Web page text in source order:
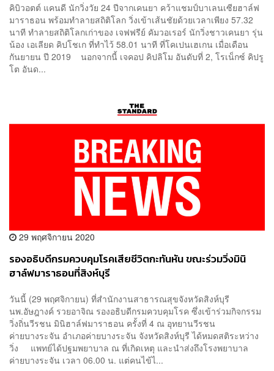
คิบิวอตต์ แคนดี นักวิ่งวัย 24 ปีจากเคนยา คว้าแชมป์บาเลนเซียฮาล์ฟ
มาราธอน พร้อมทำลายสถิติโลก วิ่งเข้าเส้นชัยด้วยเวลาเพียง 57.32
นาที ทำลายสถิติโลกเก่าของ เจฟฟรีย์ คัมวอเรอร์ นักวิ่งชาวเคนยา รุ่น
น้อง เอเลียด คิปโชเก ที่ทำไว้ 58.01 นาที ที่โคเปนเฮเกน เมื่อเดือน
กันยายน ปี 2019 นอกจากนี้ เจคอป คิปลิโม อันดับที่ 2, โรเน็กซ์ คิปรู
โต อันด...
29 พฤศจิกายน 2020
รองอธิบดีกรมควบคุมโรคเสียชีวิตกะทันหัน ขณะร่วมวิ่งมินิ
ฮาล์ฟมาราธอนที่สิงห์บุรี
วันนี้ (29 พฤศจิกายน) ที่สำนักงานสาธารณสุขจังหวัดสิงห์บุรี
นพ.อัษฎางค์ รวยอาจิณ รองอธิบดีกรมควบคุมโรค ซึ่งเข้าร่วมกิจกรรม
วิ่งถิ่นวีรชน มินิฮาล์ฟมาราธอน ครั้งที่ 4 ณ อุทยานวีรชน
ค่ายบางระจัน อำเภอค่ายบางระจัน จังหวัดสิงห์บุรี ได้หมดสติระหว่าง
วิ่ง แพทย์ได้ปฐมพยาบาล ณ ที่เกิดเหตุ และนำส่งถึงโรงพยาบาล
ค่ายบางระจัน เวลา 06.00 น. แต่คนไข้ไ...